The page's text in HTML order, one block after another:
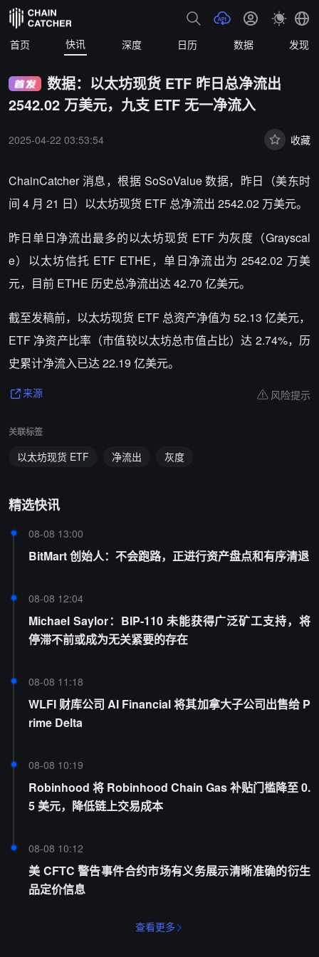
首页 快讯 深度 日历 数据 发现
数据：以太坊现货 ETF 昨日总净流出
2542.02 万美元，九支 ETF 无一净流入
2025-04-22 03:53:54 收藏
ChainCatcher 消息，根据 SoSoValue 数据，昨日（美东时
间 4 月 21 日）以太坊现货 ETF 总净流出 2542.02 万美元。
昨日单日净流出最多的以太坊现货 ETF 为灰度（Grayscal
e）以太坊信托 ETF ETHE，单日净流出为 2542.02 万美
元，目前 ETHE 历史总净流出达 42.70 亿美元。
截至发稿前，以太坊现货 ETF 总资产净值为 52.13 亿美元，
ETF 净资产比率（市值较以太坊总市值占比）达 2.74%，历
史累计净流入已达 22.19 亿美元。
来源 风险提示
关联标签
以太坊现货 ETF 净流出 灰度
精选快讯
08-08 13:00
BitMart 创始人：不会跑路，正进行资产盘点和有序清退
08-08 12:04
Michael Saylor：BIP-110 未能获得广泛矿工支持，将
停滞不前或成为无关紧要的存在
08-08 11:18
WLFI 财库公司 AI Financial 将其加拿大子公司出售给 P
rime Delta
08-08 10:19
Robinhood 将 Robinhood Chain Gas 补贴门槛降至 0.
5 美元，降低链上交易成本
08-08 10:12
美 CFTC 警告事件合约市场有义务展示清晰准确的衍生
品定价信息
查看更多